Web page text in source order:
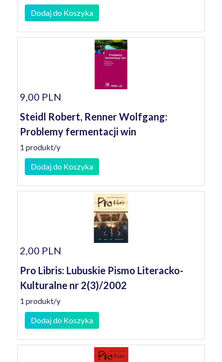
Dodaj do Koszyka
9,00 PLN
Steidl Robert, Renner Wolfgang:
Problemy fermentacji win
1 produkt/y
Dodaj do Koszyka
2,00 PLN
Pro Libris: Lubuskie Pismo Literacko-
Kulturalne nr 2(3)/2002
1 produkt/y
Dodaj do Koszyka